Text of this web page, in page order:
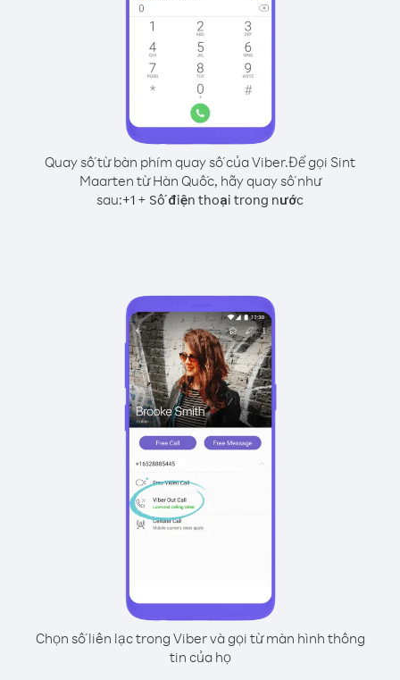
Quay số từ bàn phím quay số của Viber.Để gọi Sint
Maarten từ Hàn Quốc, hãy quay số như
sau:+1 + Số điện thoại trong nước
Chọn số liên lạc trong Viber và gọi từ màn hình thông
tin của họ